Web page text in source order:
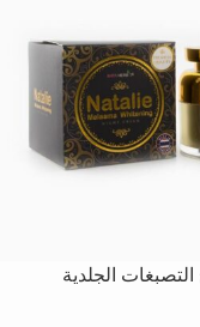
التصبغات الجلدية